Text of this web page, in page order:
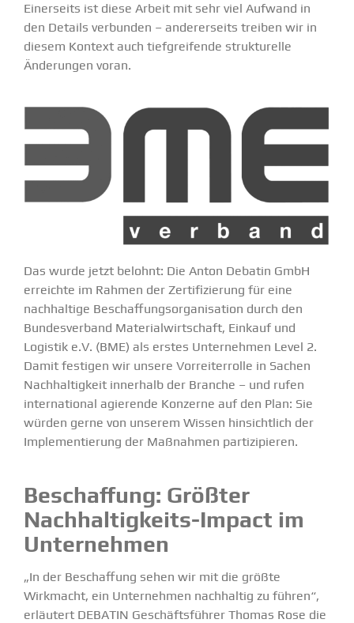
Einer­seits ist diese Arbeit mit sehr viel Aufwand in
den Details verbunden – anderer­seits treiben wir in
diesem Kontext auch tiefgrei­fende struk­tu­relle
Änderungen voran.
Das wurde jetzt belohnt: Die Anton Debatin GmbH
erreichte im Rahmen der Zerti­fi­zierung für eine
nachhaltige Beschaf­fungs­or­ga­ni­sation durch den
Bundes­verband Materi­al­wirt­schaft, Einkauf und
Logistik e.V. (BME) als erstes Unter­nehmen Level 2.
Damit festigen wir unsere Vorrei­ter­rolle in Sachen
Nachhal­tigkeit innerhalb der Branche – und rufen
inter­na­tional agierende Konzerne auf den Plan: Sie
würden gerne von unserem Wissen hinsichtlich der
Imple­men­tierung der Maßnahmen parti­zi­pieren.
Beschaffung: Größter
Nachhal­­ti­g­keits-Impact im
Unter­nehmen
„In der Beschaffung sehen wir mit die größte
Wirkmacht, ein Unter­nehmen nachhaltig zu führen“,
erläutert DEBATIN Geschäfts­führer Thomas Rose die